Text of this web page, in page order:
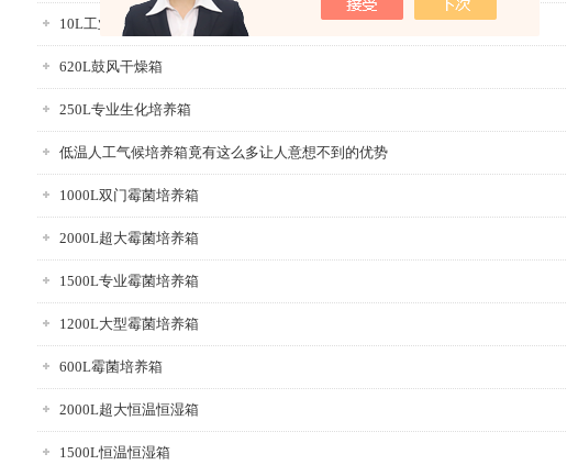
10L工业款超声波清洗机
620L鼓风干燥箱
250L专业生化培养箱
低温人工气候培养箱竟有这么多让人意想不到的优势
1000L双门霉菌培养箱
2000L超大霉菌培养箱
1500L专业霉菌培养箱
1200L大型霉菌培养箱
600L霉菌培养箱
2000L超大恒温恒湿箱
1500L恒温恒湿箱